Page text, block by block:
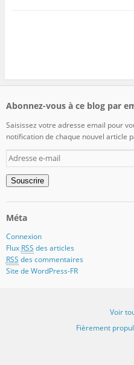
Abonnez-vous à ce blog par
Saisissez votre adresse email pour
notification de chaque nouvel article
Adresse
e-
mail
Souscrire
Méta
Connexion
Flux RSS des articles
RSS des commentaires
Site de WordPress-FR
Voir
Fièrement